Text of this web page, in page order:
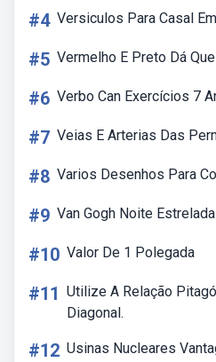
#4 Versiculos Para Casal
#5 Vermelho E Preto Dá
#6 Verbo Can Exercícios 7
#7 Veias E Arterias Das
#8 Varios Desenhos Para
#9 Van Gogh Noite
#10 Valor De 1 Polegada
#11 Utilize A Relação
Diagonal.
#12 Usinas Nucleares